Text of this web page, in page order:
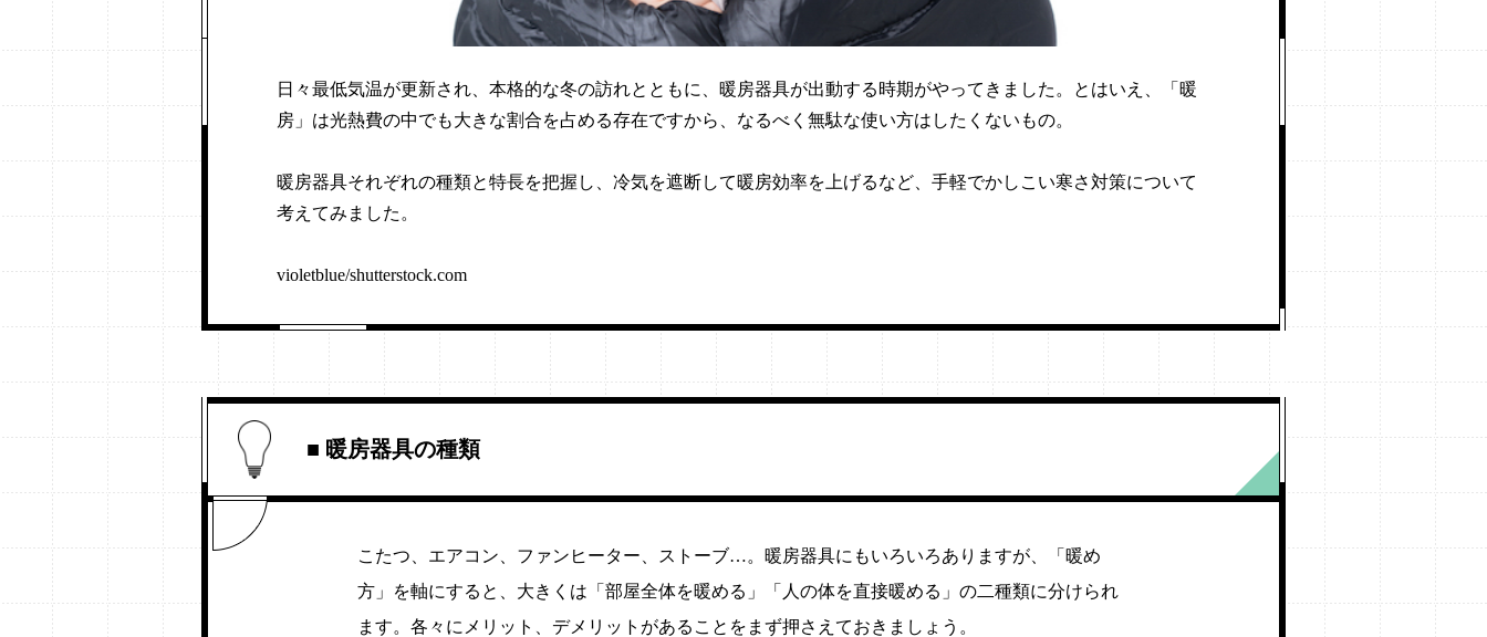
日々最低気温が更新され、本格的な冬の訪れとともに、暖房器具が出動する時期がやってきました。とはいえ、「暖
房」は光熱費の中でも大きな割合を占める存在ですから、なるべく無駄な使い方はしたくないもの。
暖房器具それぞれの種類と特長を把握し、冷気を遮断して暖房効率を上げるなど、手軽でかしこい寒さ対策について
考えてみました。
violetblue/shutterstock.com
■ 暖房器具の種類
こたつ、エアコン、ファンヒーター、ストーブ…。暖房器具にもいろいろありますが、「暖め
方」を軸にすると、大きくは「部屋全体を暖める」「人の体を直接暖める」の二種類に分けられ
ます。各々にメリット、デメリットがあることをまず押さえておきましょう。